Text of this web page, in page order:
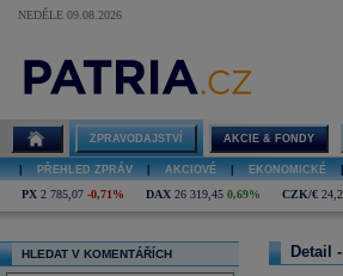
NEDĚLE 09.08.2026
ZPRAVODAJSTVÍ AKCIE & FONDY
PŘEHLED ZPRÁV AKCIOVÉ EKONOMICKÉ
PX 2 785,07 -0,71% DAX 26 319,45 0,69% CZK/€
HLEDAT V KOMENTÁŘÍCH Detail